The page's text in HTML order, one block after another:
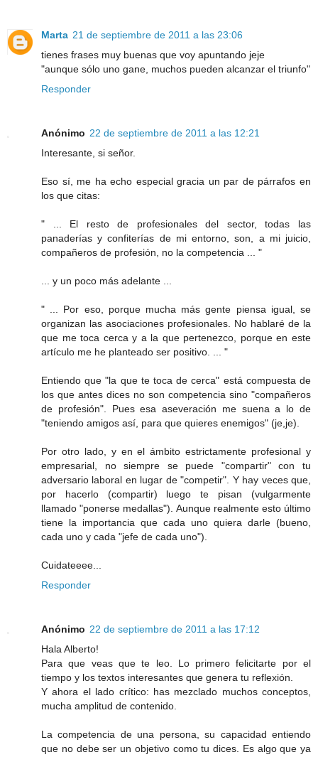
Marta 21 de septiembre de 2011 a las 23:06
tienes frases muy buenas que voy apuntando jeje
"aunque sólo uno gane, muchos pueden alcanzar el triunfo"
Responder
Anónimo 22 de septiembre de 2011 a las 12:21
Interesante, si señor.
Eso sí, me ha echo especial gracia un par de párrafos en
los que citas:
" ... El resto de profesionales del sector, todas las
panaderías y confiterías de mi entorno, son, a mi juicio,
compañeros de profesión, no la competencia ... "
... y un poco más adelante ...
" ... Por eso, porque mucha más gente piensa igual, se
organizan las asociaciones profesionales. No hablaré de la
que me toca cerca y a la que pertenezco, porque en este
artículo me he planteado ser positivo. ... "
Entiendo que "la que te toca de cerca" está compuesta de
los que antes dices no son competencia sino "compañeros
de profesión". Pues esa aseveración me suena a lo de
"teniendo amigos así, para que quieres enemigos" (je,je).
Por otro lado, y en el ámbito estrictamente profesional y
empresarial, no siempre se puede "compartir" con tu
adversario laboral en lugar de "competir". Y hay veces que,
por hacerlo (compartir) luego te pisan (vulgarmente
llamado "ponerse medallas"). Aunque realmente esto último
tiene la importancia que cada uno quiera darle (bueno,
cada uno y cada "jefe de cada uno").
Cuidateeee...
Responder
Anónimo 22 de septiembre de 2011 a las 17:12
Hala Alberto!
Para que veas que te leo. Lo primero felicitarte por el
tiempo y los textos interesantes que genera tu reflexión.
Y ahora el lado crítico: has mezclado muchos conceptos,
mucha amplitud de contenido.
La competencia de una persona, su capacidad entiendo
que no debe ser un objetivo como tu dices. Es algo que ya